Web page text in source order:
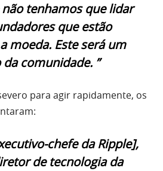
não tenhamos que lidar
que estão
moeda. Este será um
comunidade. ”
para agir rapidamente, os
chefe da Ripple],
de tecnologia da